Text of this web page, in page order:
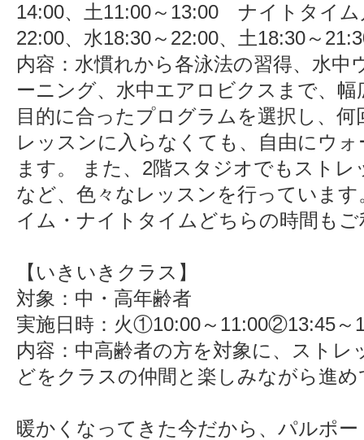
14:00、土11:00～13:00 ナイトタイム
22:00、水18:30～22:00、土18:30～
内容：水慣れから各泳法の習得、水中
ーニング、水中エアロビクスまで、
目的に合ったプログラムを選択し、
レッスンに入らなくても、自由にウ
ます。 また、2階スタジオでもスト
など、色々なレッスンを行っていま
イム・ナイトタイムどちらの時間も
【いきいきクラス】
対象：中・高年齢者
実施日時：火①10:00～11:00②13:45～
内容：中高齢者の方を対象に、ストレ
どをクラスの仲間と楽しみながら進
暖かくなってきた今だから、パルポ